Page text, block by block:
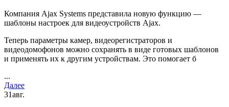
Компания Ajax Systems представила новую функцию —
шаблоны настроек для видеоустройств Ajax.
Теперь параметры камер, видеорегистраторов и
видеодомофонов можно сохранять в виде готовых шаблонов
и применять их к другим устройствам. Это помогает б
...
Далее
31авг.